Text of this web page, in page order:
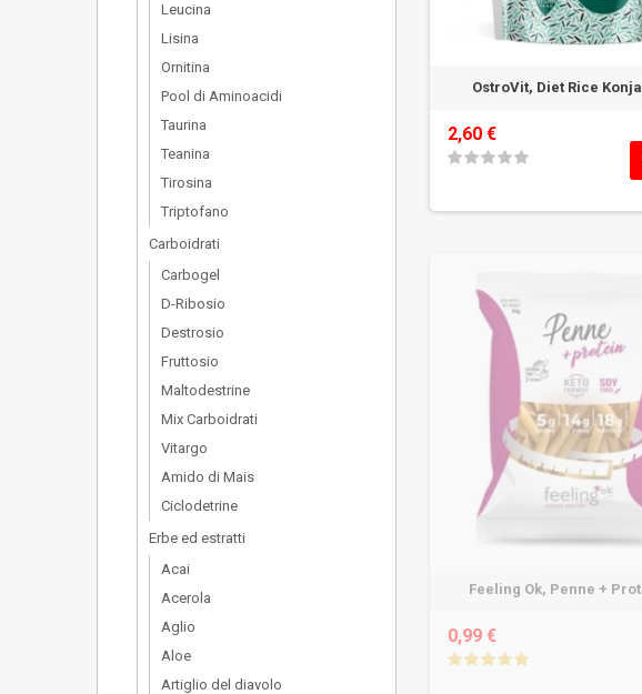
Leucina
Lisina
Ornitina
Pool di Aminoacidi
Taurina
Teanina
Tirosina
Triptofano
Carboidrati
Carbogel
D-Ribosio
Destrosio
Fruttosio
Maltodestrine
Mix Carboidrati
Vitargo
Amido di Mais
Ciclodetrine
Erbe ed estratti
Acai
Acerola
Aglio
Aloe
Artiglio del diavolo
OstroVit, Diet Rice
2,60 €
Feeling Ok, Penne +
0,99 €